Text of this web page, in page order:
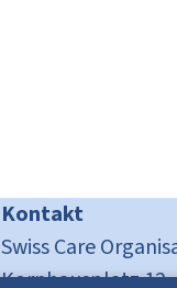
Kontakt
Swiss Care
Kornhausplatz 12